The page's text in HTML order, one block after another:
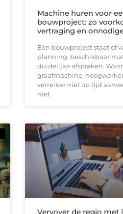
Machine huren voor
bouwproject: zo
vertraging en
Een bouwproject staat of
planning, beschikbaar
duidelijke afspraken.
graafmachine,
verreiker niet op tijd
niet
Vervover de regio met